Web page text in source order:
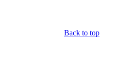
Back to top